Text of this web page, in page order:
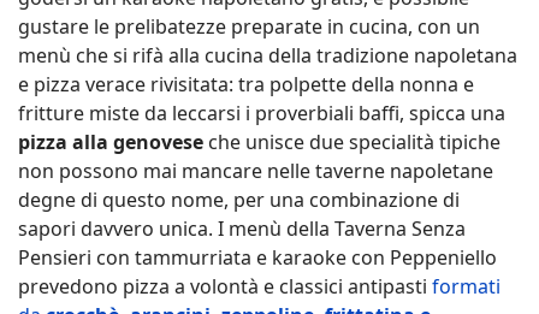
gustare le prelibatezze preparate in cucina, con un
menù che si rifà alla cucina della tradizione napoletana
e pizza verace rivisitata: tra polpette della nonna e
fritture miste da leccarsi i proverbiali baffi, spicca una
pizza alla genovese che unisce due specialità tipiche
non possono mai mancare nelle taverne napoletane
degne di questo nome, per una combinazione di
sapori davvero unica. I menù della Taverna Senza
Pensieri con tammurriata e karaoke con Peppeniello
prevedono pizza a volontà e classici antipasti formati